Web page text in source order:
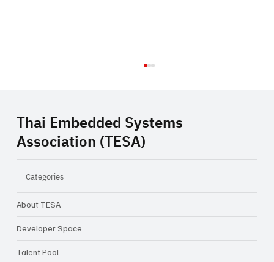
Closing Inspiration Talk: ความท้าทายใน
การทำ Startup ในเมืองไทย จากไอเดีย...สู่
ธุรกิจจริง
Thai Embedded Systems
Association (TESA)
Categories
About TESA
Developer Space
Talent Pool